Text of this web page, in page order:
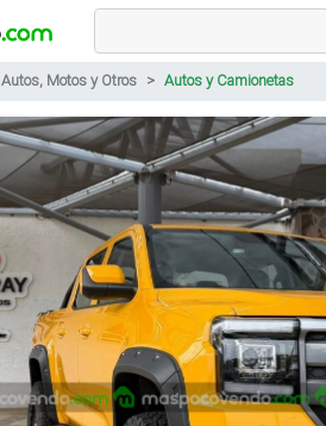
Autos, Motos y Otros Autos y Camionetas